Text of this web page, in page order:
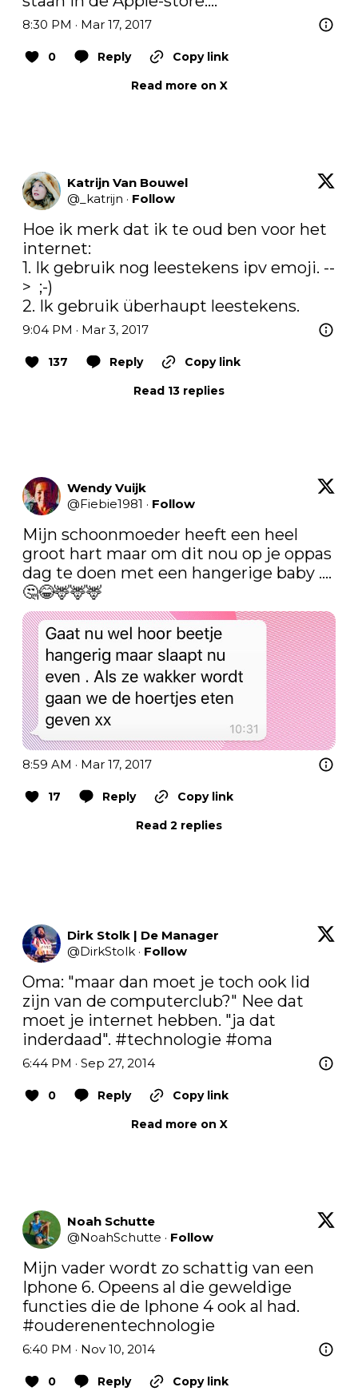
8:30 PM · Mar 17, 2017
0 Reply
Copy link
Read more on X
Katrijn Van Bouwel
@ _katrijn · Follow
Hoe ik merk dat ik te oud ben voor het
internet:
1. Ik gebruik nog leestekens ipv emoji. --
>  ;-)
2. Ik gebruik überhaupt leestekens.
9:04 PM · Mar 3, 2017
137 Reply
Copy link
Read 13 replies
Wendy Vuijk
@Fiebie1981 · Follow
Mijn schoonmoeder heeft een heel
groot hart maar om dit nou op je oppas
dag te doen met een hangerige baby ....
🤔😂🦌🦌🦌
8:59 AM · Mar 17, 2017
17 Reply
Copy link
Read 2 replies
Dirk Stolk | De Manager
@DirkStolk · Follow
Oma: "maar dan moet je toch ook lid
zijn van de computerclub?" Nee dat
moet je internet hebben. "ja dat
inderdaad". #technologie #oma
6:44 PM · Sep 27, 2014
0 Reply
Copy link
Read more on X
Noah Schutte
@NoahSchutte · Follow
Mijn vader wordt zo schattig van een
Iphone 6. Opeens al die geweldige
#ouderenentechnologie
6:40 PM · Nov 10, 2014
0 Reply
Copy link